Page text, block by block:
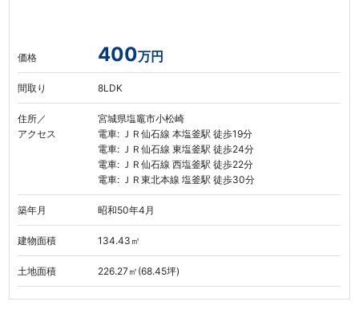
価格 400万円
間取り 8LDK
住所／
アクセス
宮城県塩竈市小松崎
電車: ＪＲ仙石線 本塩釜駅 徒歩19分
電車: ＪＲ仙石線 東塩釜駅 徒歩24分
電車: ＪＲ仙石線 西塩釜駅 徒歩22分
電車: ＪＲ東北本線 塩釜駅 徒歩30分
築年月 昭和50年4月
建物面積 134.43㎡
土地面積 226.27㎡(68.45坪)